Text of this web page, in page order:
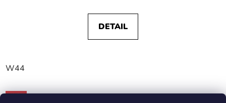
DETAIL
W44
AKCE